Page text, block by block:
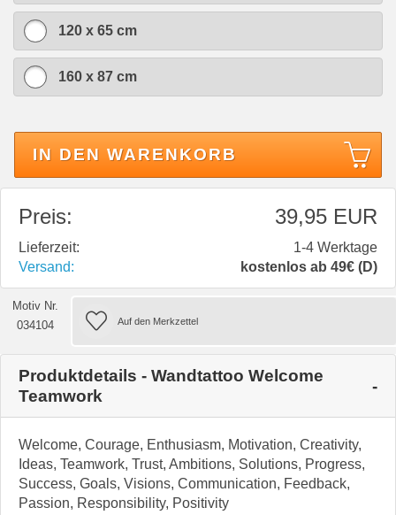
120 x 65 cm
160 x 87 cm
IN DEN WARENKORB
Preis: 39,95 EUR
Lieferzeit:
1-4 Werktage
Versand:
kostenlos ab 49€ (D)
Motiv Nr.
034104
Produktdetails - Wandtattoo Welcome
Teamwork
Welcome, Courage, Enthusiasm, Motivation, Creativity,
Ideas, Teamwork, Trust, Ambitions, Solutions, Progress,
Success, Goals, Visions, Communication, Feedback,
Passion, Responsibility, Positivity